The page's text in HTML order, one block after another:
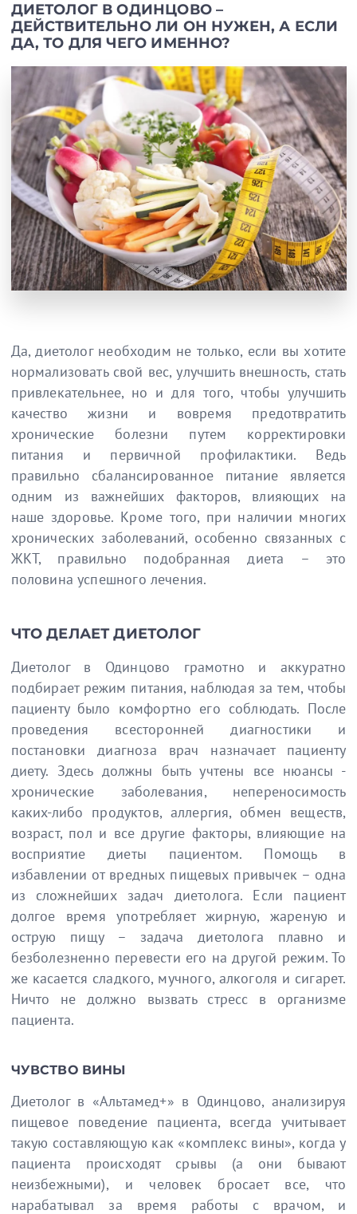
ДИЕТОЛОГ В ОДИНЦОВО –
ДЕЙСТВИТЕЛЬНО ЛИ ОН НУЖЕН, А ЕСЛИ
ДА, ТО ДЛЯ ЧЕГО ИМЕННО?
Да, диетолог необходим не только, если вы хотите
нормализовать свой вес, улучшить внешность, стать
привлекательнее, но и для того, чтобы улучшить
качество жизни и вовремя предотвратить
хронические болезни путем корректировки
питания и первичной профилактики. Ведь
правильно сбалансированное питание является
одним из важнейших факторов, влияющих на
наше здоровье. Кроме того, при наличии многих
хронических заболеваний, особенно связанных с
ЖКТ, правильно подобранная диета – это
половина успешного лечения.
ЧТО ДЕЛАЕТ ДИЕТОЛОГ
Диетолог в Одинцово грамотно и аккуратно
подбирает режим питания, наблюдая за тем, чтобы
пациенту было комфортно его соблюдать. После
проведения всесторонней диагностики и
постановки диагноза врач назначает пациенту
диету. Здесь должны быть учтены все нюансы -
хронические заболевания, непереносимость
каких-либо продуктов, аллергия, обмен веществ,
возраст, пол и все другие факторы, влияющие на
восприятие диеты пациентом. Помощь в
избавлении от вредных пищевых привычек – одна
из сложнейших задач диетолога. Если пациент
долгое время употребляет жирную, жареную и
острую пищу – задача диетолога плавно и
безболезненно перевести его на другой режим. То
же касается сладкого, мучного, алкоголя и сигарет.
Ничто не должно вызвать стресс в организме
пациента.
ЧУВСТВО ВИНЫ
Диетолог в «Альтамед+» в Одинцово, анализируя
пищевое поведение пациента, всегда учитывает
такую составляющую как «комплекс вины», когда у
пациента происходят срывы (а они бывают
неизбежными), и человек бросает все, что
нарабатывал за время работы с врачом, и